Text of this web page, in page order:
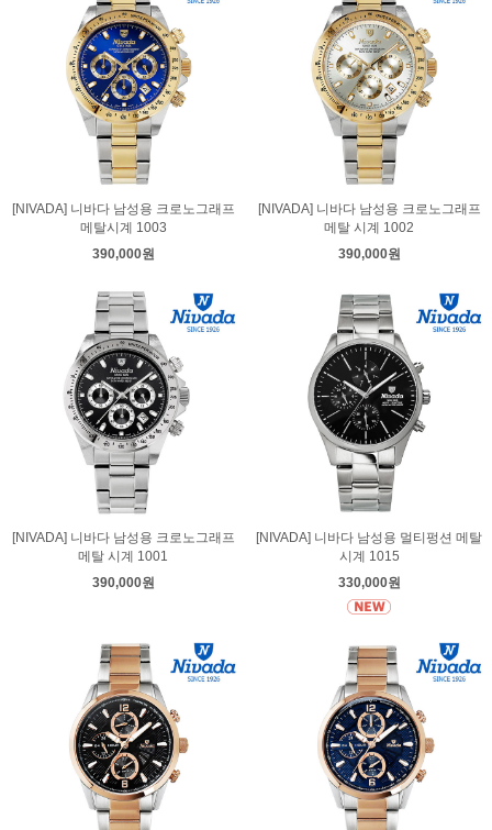
[NIVADA] 니바다 남성용 크로노그래프
메탈시계 1003
390,000원
[NIVADA] 니바다 남성용 크로노그래프
메탈 시계 1002
390,000원
[NIVADA] 니바다 남성용 크로노그래프
메탈 시계 1001
390,000원
[NIVADA] 니바다 남성용 멀티펑션 메탈
시계 1015
330,000원